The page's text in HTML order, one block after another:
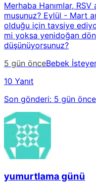
Merhaba Hanımlar, RSV
musunuz? Eylül - Mart
olduğu için tavsiye
mi yoksa yenidoğan
düşünüyorsunuz?
5 gün önceBebek
10 Yanıt
Son gönderi: 5 gün önce
yumurtlama günü